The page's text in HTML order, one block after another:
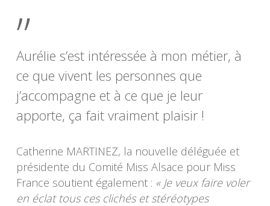
”
Aurélie s’est intéressée à mon métier, à
ce que vivent les personnes que
j’accompagne et à ce que je leur
apporte, ça fait vraiment plaisir !
Catherine MARTINEZ, la nouvelle déléguée et
présidente du Comité Miss Alsace pour Miss
France soutient également : « Je veux faire voler
en éclat tous ces clichés et stéréotypes